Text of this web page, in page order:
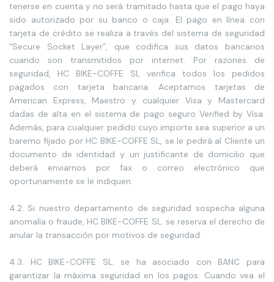
tenerse en cuenta y no será tramitado hasta que el pago haya
sido autorizado por su banco o caja. El pago en línea con
tarjeta de crédito se realiza a través del sistema de seguridad
“Secure Socket Layer”, que codifica sus datos bancarios
cuando son transmitidos por internet. Por razones de
seguridad, HC BIKE-COFFE SL verifica todos los pedidos
pagados con tarjeta bancaria. Aceptamos tarjetas de
American Express, Maestro y cualquier Visa y Mastercard
dadas de alta en el sistema de pago seguro Verified by Visa.
Además, para cualquier pedido cuyo importe sea superior a un
baremo fijado por HC BIKE-COFFE SL, se le pedirá al Cliente un
documento de identidad y un justificante de domicilio que
deberá enviarnos por fax o correo electrónico que
oportunamente se le indiquen.
4.2. Si nuestro departamento de seguridad sospecha alguna
anomalía o fraude, HC BIKE-COFFE SL. se reserva el derecho de
anular la transacción por motivos de seguridad.
4.3. HC BIKE-COFFE SL. se ha asociado con BANC para
garantizar la máxima seguridad en los pagos. Cuando vea el